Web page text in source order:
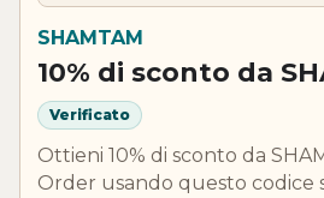
SHAMTAM
10% di sconto da
Verificato
Ottieni 10% di sconto da
Order usando questo codice